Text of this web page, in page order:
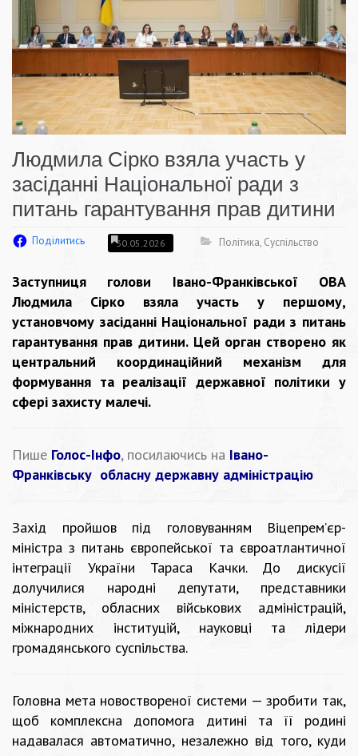
Людмила Сірко взяла участь у
засіданні Національної ради з
питань гарантування прав дитини
Поділитись 30.05.2026 Політика, Суспільство
Заступниця голови Івано-Франківської ОВА
Людмила Сірко взяла участь у першому,
установчому засіданні Національної ради з питань
гарантування прав дитини. Цей орган створено як
центральний координаційний механізм для
формування та реалізації державної політики у
сфері захисту малечі.
Пише Голос-Інфо, посилаючись на Івано-
Франківську обласну державну адміністрацію
Захід пройшов під головуванням Віцепрем’єр-
міністра з питань європейської та євроатлантичної
інтеграції України Тараса Качки. До дискусії
долучилися народні депутати, представники
міністерств, обласних військових адміністрацій,
міжнародних інституцій, науковці та лідери
громадянського суспільства.
Головна мета новоствореної системи — зробити так,
щоб комплексна допомога дитині та її родині
надавалася автоматично, незалежно від того, куди